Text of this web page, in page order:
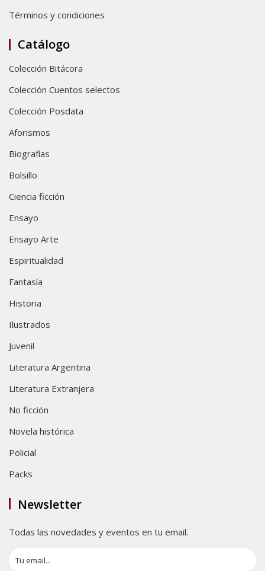
Términos y condiciones
Catálogo
Colección Bitácora
Colección Cuentos selectos
Colección Posdata
Aforismos
Biografías
Bolsillo
Ciencia ficción
Ensayo
Ensayo Arte
Espiritualidad
Fantasía
Historia
Ilustrados
Juvenil
Literatura Argentina
Literatura Extranjera
No ficción
Novela histórica
Policial
Packs
Newsletter
Todas las novedades y eventos en tu email.